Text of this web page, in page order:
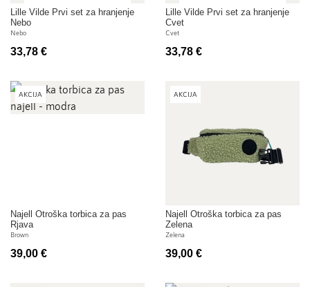
Lille Vilde Prvi set za hranjenje
Nebo
Nebo
33,78 €
Lille Vilde Prvi set za hranjenje
Cvet
Cvet
33,78 €
AKCIJA
Najell Otroška torbica za pas
Rjava
Brown
39,00 €
AKCIJA
Najell Otroška torbica za pas
Zelena
Zelena
39,00 €